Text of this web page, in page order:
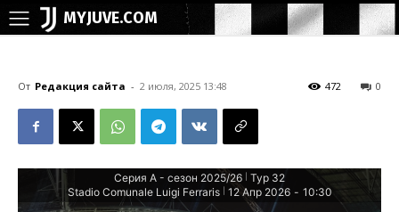
MYJUVE.COM
От Редакция сайта - 2 июля, 2025 13:48 0
472
Серия А - сезон 2025/26 Тур 32
Stadio Comunale Luigi Ferraris
12 Апр 2026 - 10:30